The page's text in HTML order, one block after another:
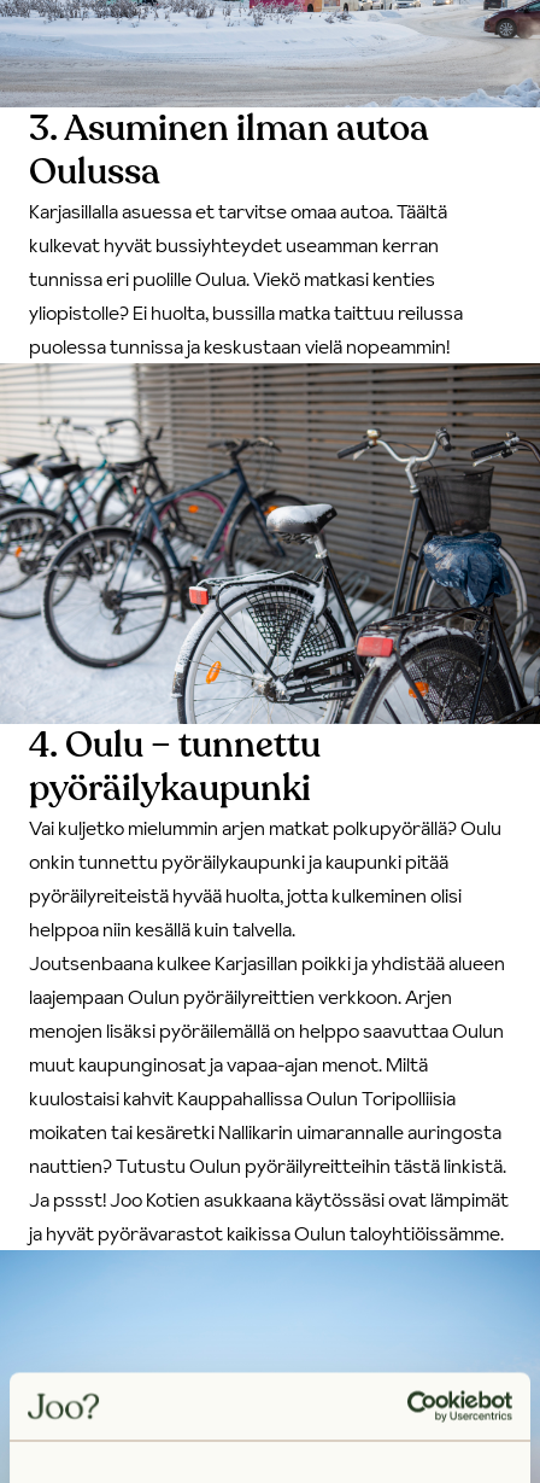
3. Asuminen ilman autoa
Oulussa
Karjasillalla asuessa et tarvitse omaa autoa. Täältä
kulkevat hyvät bussiyhteydet useamman kerran
tunnissa eri puolille Oulua. Viekö matkasi kenties
yliopistolle? Ei huolta, bussilla matka taittuu reilussa
puolessa tunnissa ja keskustaan vielä nopeammin!
4. Oulu – tunnettu
pyöräilykaupunki
Vai kuljetko mielummin arjen matkat polkupyörällä? Oulu
onkin tunnettu pyöräilykaupunki ja kaupunki pitää
pyöräilyreiteistä hyvää huolta, jotta kulkeminen olisi
helppoa niin kesällä kuin talvella.
Joutsenbaana kulkee Karjasillan poikki ja yhdistää alueen
laajempaan Oulun pyöräilyreittien verkkoon. Arjen
menojen lisäksi pyöräilemällä on helppo saavuttaa Oulun
muut kaupunginosat ja vapaa-ajan menot. Miltä
kuulostaisi kahvit Kauppahallissa Oulun Toripolliisia
moikaten tai kesäretki Nallikarin uimarannalle auringosta
nauttien?Tutustu Oulun pyöräilyreitteihin tästä linkistä.
Ja pssst! Joo Kotien asukkaana käytössäsi ovat lämpimät
ja hyvät pyörävarastot kaikissa Oulun taloyhtiöissämme.